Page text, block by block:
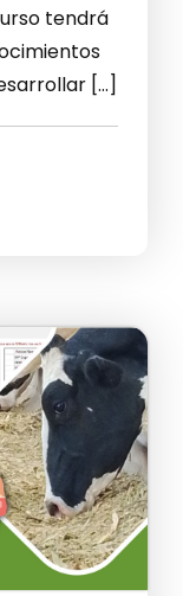
tendrá
[…]